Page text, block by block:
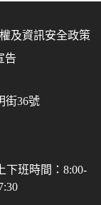
及資訊安全政策
告
街36號
下班時間：8:00-